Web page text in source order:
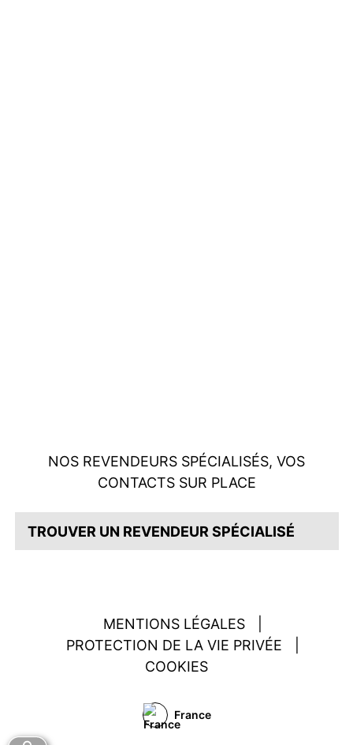
NOS REVENDEURS SPÉCIALISÉS, VOS
CONTACTS SUR PLACE
TROUVER UN REVENDEUR SPÉCIALISÉ
MENTIONS LÉGALES
PROTECTION DE LA VIE PRIVÉE
COOKIES
France